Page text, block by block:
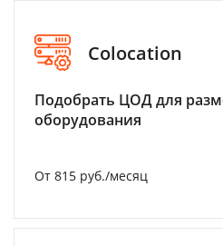
Colocation
Подобрать ЦОД для
оборудования
От 815 руб./месяц